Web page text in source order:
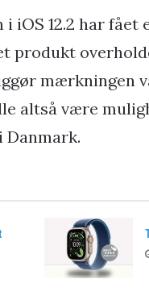
iOS 12.2 har
produkt
mærkningen
altså være
Danmark.